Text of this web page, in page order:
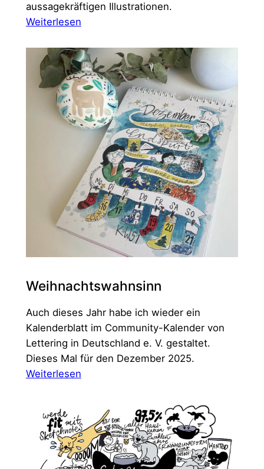
aussagekräftigen Illustrationen.
Weiterlesen:
Change
Management
Leitfaden
Weihnachtswahnsinn
Auch dieses Jahr habe ich wieder ein
Kalenderblatt im Community-Kalender von
Lettering in Deutschland e. V. gestaltet.
Dieses Mal für den Dezember 2025.
Weiterlesen: